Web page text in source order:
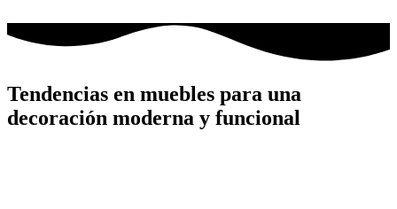
contenido
Tendencias en muebles para una
decoración moderna y funcional